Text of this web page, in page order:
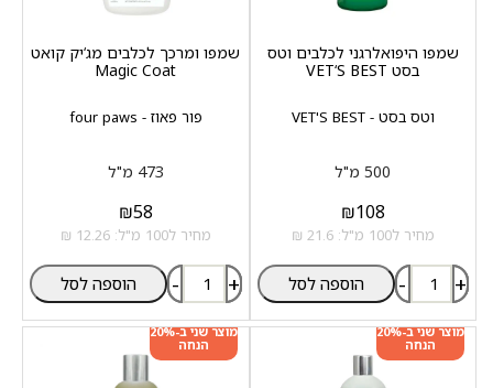
וטס בסט - VET'S BEST
שמפו היפואלרגני לכלבים וטס
בסט VET‘S BEST
500 מ"ל
₪108
מחיר ל100 מ"ל: 21.6 ₪
- + הוספה לסל
פור פאוז - four paws
שמפו ומרכך לכלבים מג‘יק קואט
Magic Coat
473 מ"ל
₪58
מחיר ל100 מ"ל: 12.26 ₪
- + הוספה לסל
מוצר שני ב-20%
הנחה
מוצר שני ב-20%
הנחה